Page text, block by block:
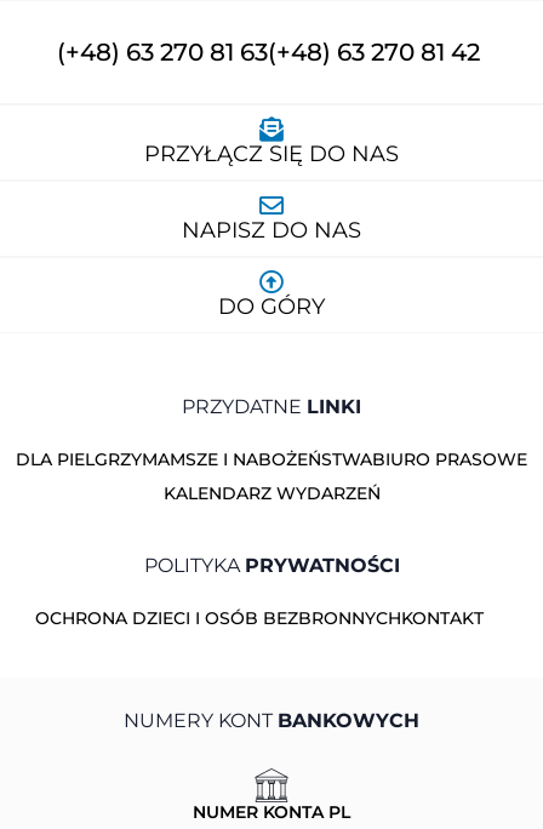
(+48) 63 270 81 63(+48) 63 270 81 42
PRZYŁĄCZ SIĘ DO NAS
NAPISZ DO NAS
DO GÓRY
PRZYDATNE LINKI
DLA PIELGRZYMAMSZE I NABOŻEŃSTWABIURO PRASOWE
KALENDARZ WYDARZEŃ
POLITYKA PRYWATNOŚCI
OCHRONA DZIECI I OSÓB BEZBRONNYCHKONTAKT
NUMERY KONT BANKOWYCH
NUMER KONTA PL